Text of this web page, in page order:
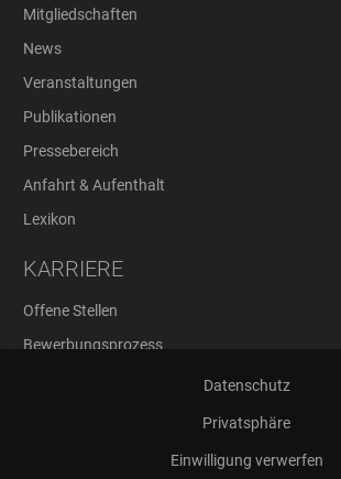
Mitgliedschaften
News
Veranstaltungen
Publikationen
Pressebereich
Anfahrt & Aufenthalt
Lexikon
KARRIERE
Offene Stellen
Bewerbungsprozess
Datenschutz
Privatsphäre
Einwilligung verwerfen